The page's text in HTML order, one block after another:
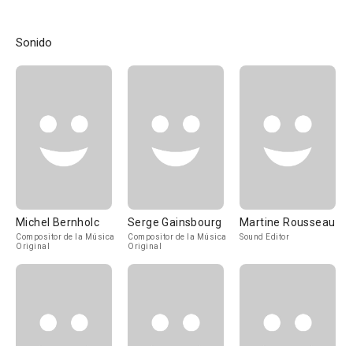
Sonido
Michel Bernholc
Compositor de la Música
Original
Serge Gainsbourg
Compositor de la Música
Original
Martine Rousseau
Sound Editor